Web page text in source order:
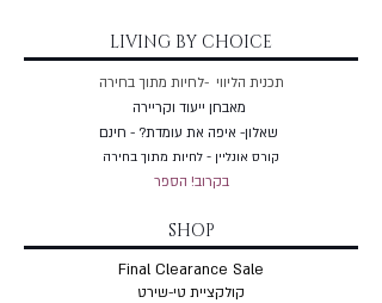
LIVING BY CHOICE
תכנית הליווי -לחיות מתוך בחירה
מאבחן ייעוד וקריירה
שאלון- איפה את עומדת? - חינם
קורס אונליין - לחיות מתוך בחירה
בקרוב! הספר
SHOP
Final Clearance Sale
קולקציית טי-שירט